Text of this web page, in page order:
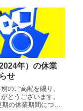
年）の休業
せ
のご高配を賜り、
とうございます。
の休業期間につい